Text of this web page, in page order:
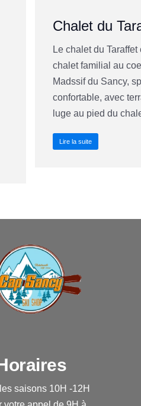
Chalet du
Le chalet du Taraffet
chalet familial au
Madssif du Sancy,
confortable, avec
luge au pied du
Lire la suite
saisons 10H -12H